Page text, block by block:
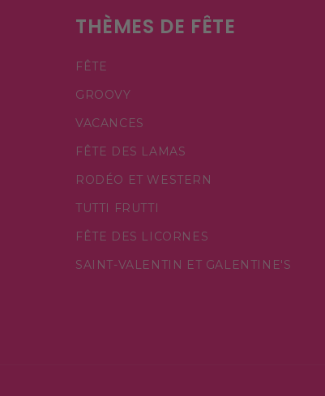
THÈMES DE FÊTE
FÊTE
GROOVY
VACANCES
FÊTE DES LAMAS
RODÉO ET WESTERN
TUTTI FRUTTI
FÊTE DES LICORNES
SAINT-VALENTIN ET GALENTINE'S